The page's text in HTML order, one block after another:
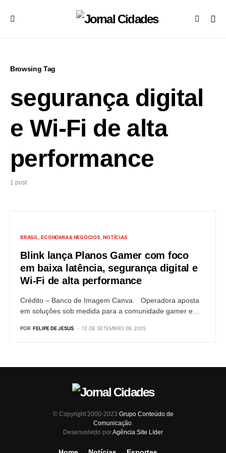
Browsing Tag
segurança digital
e Wi-Fi de alta
performance
1 post
BRASIL ECONOMIA & NEGÓCIOS NOTÍCIAS
Blink lança Planos Gamer com foco
em baixa latência, segurança digital e
Wi-Fi de alta performance
Crédito – Banco de Imagem Canva. Operadora aposta
em soluções sob medida para a comunidade gamer e…
POR FELIPE DE JESUS 12 DE SETEMBRO DE 2025
© Copyright 2000-2023 Grupo Conteúdo de
Comunicação.
Desenvolvido porAgência Site Líder